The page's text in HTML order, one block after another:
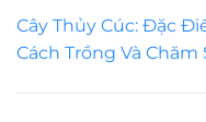
Cây Thủy Cúc: Đặc
Cách Trồng Và Chăm